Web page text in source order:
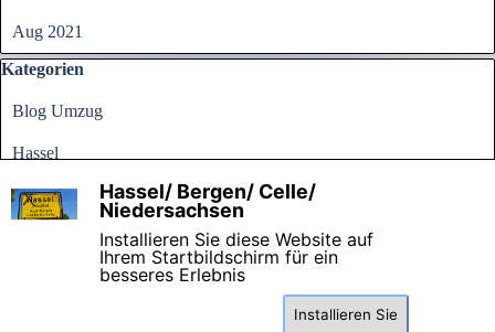
Aug 2021
Block überspringen Kategorien
Kategorien
Blog Umzug
Hassel
Alle KategorienHassel/ Bergen/ Celle/
Niedersachsen
Installieren Sie diese Website auf
Ihrem Startbildschirm für ein
besseres Erlebnis
Installieren Sie
X